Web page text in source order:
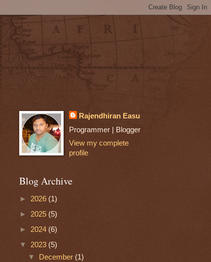
Rajendhiran Easu
Programmer | Blogger
View my complete
profile
Blog Archive
► 2026 (1)
► 2025 (5)
► 2024 (6)
▼ 2023 (5)
▼
December (1)